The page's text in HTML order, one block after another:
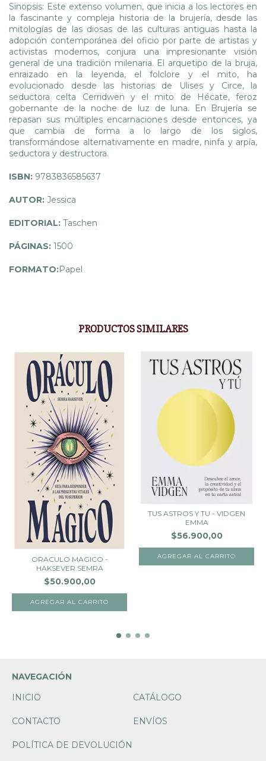
Sinopsis: Este extenso volumen, que inicia a los lectores en
la fascinante y compleja historia de la brujería, desde las
mitologías de las diosas de las culturas antiguas hasta la
adopción contemporánea del oficio por parte de artistas y
activistas modernos, conjura una impresionante visión
general de una tradición milenaria. El arquetipo de la bruja,
enraizado en la leyenda, el folclore y el mito, ha
evolucionado desde las historias de Ulises y Circe, la
seductora celta Cerridwen y el mito de Hécate, feroz
gobernante de la noche de luz de luna. En Brujería se
repasan sus múltiples encarnaciones desde entonces, ya
que cambia de forma a lo largo de los siglos,
transformándose alternativamente en madre, ninfa y arpía,
seductora y destructora.
ISBN: 9783836585637
AUTOR: Jessica
EDITORIAL: Taschen
PÁGINAS: 1500
FORMATO:Papel
PRODUCTOS SIMILARES
ORACULO MAGICO -
HAKSEVER SEMRA
$50.900,00
TUS ASTROS Y TU - VIDGEN
EMMA
$56.900,00
NAVEGACIÓN
INICIO
CATÁLOGO
CONTACTO ENVÍOS
POLÍTICA DE DEVOLUCIÓN